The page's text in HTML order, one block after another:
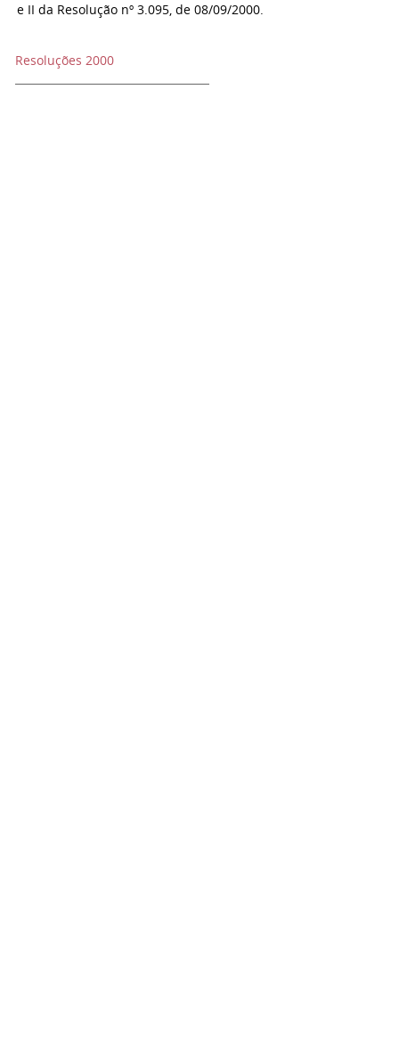
e II da Resolução nº 3.095, de 08/09/2000.
Resoluções 2000